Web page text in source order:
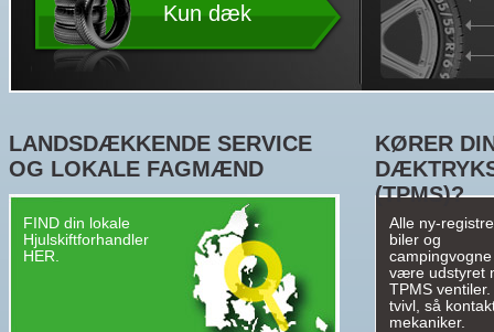
Kun dæk
LANDSDÆKKENDE SERVICE
OG LOKALE FAGMÆND
FIND din lokale
Hjulskiftforhandler
HER.
KØRER
(TPMS)?
Alle ny-
biler og
campingvogne
være udstyret
TPMS
tvivl, så
mekaniker.